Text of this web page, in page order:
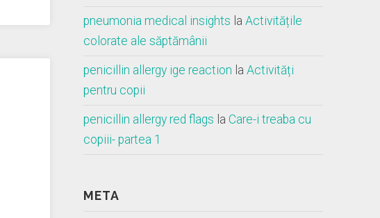
pneumonia medical insights laActivitățile
colorate ale săptămânii
penicillin allergy ige reaction laActivități
pentru copii
penicillin allergy red flags la Care-i treaba cu
copiii- partea 1
META